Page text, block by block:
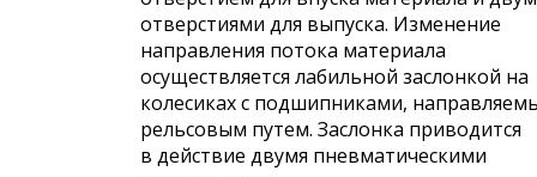
отверстиями для выпуска. Изменение
направления потока материала
осуществляется лабильной заслонкой на
колесиках с подшипниками,
рельсовым путем. Заслонка приводится
в действие двумя пневматическими